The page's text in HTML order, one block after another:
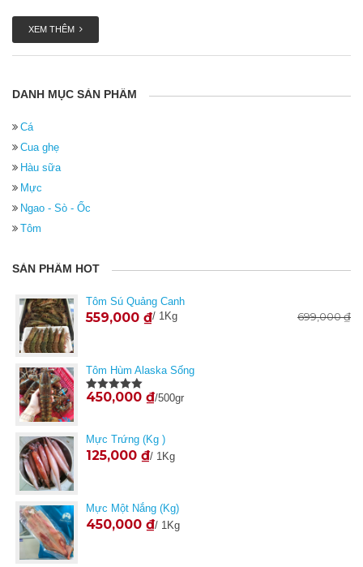
XEM THÊM
DANH MỤC SẢN PHẨM
Cá
Cua ghẹ
Hàu sữa
Mực
Ngao - Sò - Ốc
Tôm
SẢN PHẨM HOT
Tôm Sú Quảng Canh
699,000₫
559,000 ₫/ 1Kg
Tôm Hùm Alaska Sống
Được xếp
450,000 ₫/500gr
Mực Trứng (Kg )
125,000 ₫/ 1Kg
Mực Một Nắng (kg)
450,000 ₫/ 1Kg